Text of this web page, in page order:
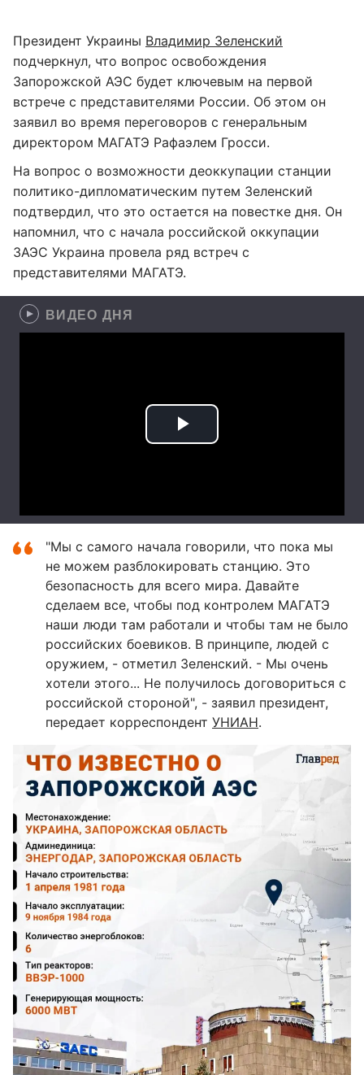
Президент Украины Владимир Зеленский
подчеркнул, что вопрос освобождения
Запорожской АЭС будет ключевым на первой
встрече с представителями России. Об этом он
заявил во время переговоров с генеральным
директором МАГАТЭ Рафаэлем Гросси.
На вопрос о возможности деоккупации станции
политико-дипломатическим путем Зеленский
подтвердил, что это остается на повестке дня. Он
напомнил, что с начала российской оккупации
ЗАЭС Украина провела ряд встреч с
представителями МАГАТЭ.
ВИДЕО ДНЯ
"Мы с самого начала говорили, что пока мы
не можем разблокировать станцию. Это
безопасность для всего мира. Давайте
сделаем все, чтобы под контролем МАГАТЭ
наши люди там работали и чтобы там не было
российских боевиков. В принципе, людей с
оружием, - отметил Зеленский. - Мы очень
хотели этого... Не получилось договориться с
российской стороной", - заявил президент,
передает корреспондент УНИАН.